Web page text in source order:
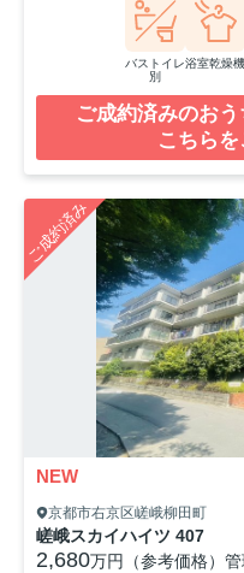
バストイレ
別
浴室乾燥機
ご成約済みのお
こちら
ご成約済み
NEW
京都市右京区嵯峨柳田町
嵯峨スカイハイツ 407
2,680万円（参考価格）